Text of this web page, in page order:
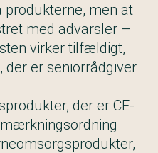
men at
med advarsler –
virker tilfældigt,
der er seniorrådgiver
der er CE-